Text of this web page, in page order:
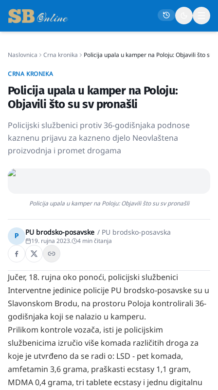
Politika
Crna kronika
Sport
Osmrtnice
Naslovnica Crna kronika Policija upala u kamper na Poloju: Objavili što su
CRNA KRONIKA
Policija upala u kamper na Poloju:
Objavili što su sv pronašli
Policijski službenici protiv 36-godišnjaka podnose
kaznenu prijavu za kazneno djelo Neovlaštena
proizvodnja i promet drogama
Policija upala u kamper na Poloju: Objavili što su sv pronašli
P PU brodsko-posavske / PU brodsko-posavska
19. rujna 2023. 4 min čitanja
Jučer, 18. rujna oko ponoći, policijski službenici
Interventne jedinice policije PU brodsko-posavske su u
Slavonskom Brodu, na prostoru Poloja kontrolirali 36-
godišnjaka koji se nalazio u kamperu.
Prilikom kontrole vozača, isti je policijskim
službenicima izručio više komada različitih droga za
koje je utvrđeno da se radi o: LSD - pet komada,
amfetamin 3,6 grama, praškasti ecstasy 1,1 gram,
MDMA 0,4 grama, tri tablete ecstasy i jednu digitalnu